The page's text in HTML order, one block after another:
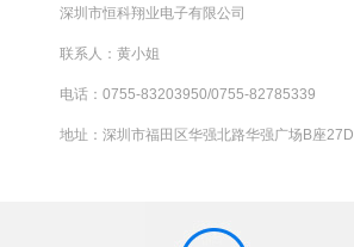
深圳市恒科翔业电子有限公司
联系人：黄小姐
电话：0755-83203950/0755-82785339
地址：深圳市福田区华强北路华强广场B座27D